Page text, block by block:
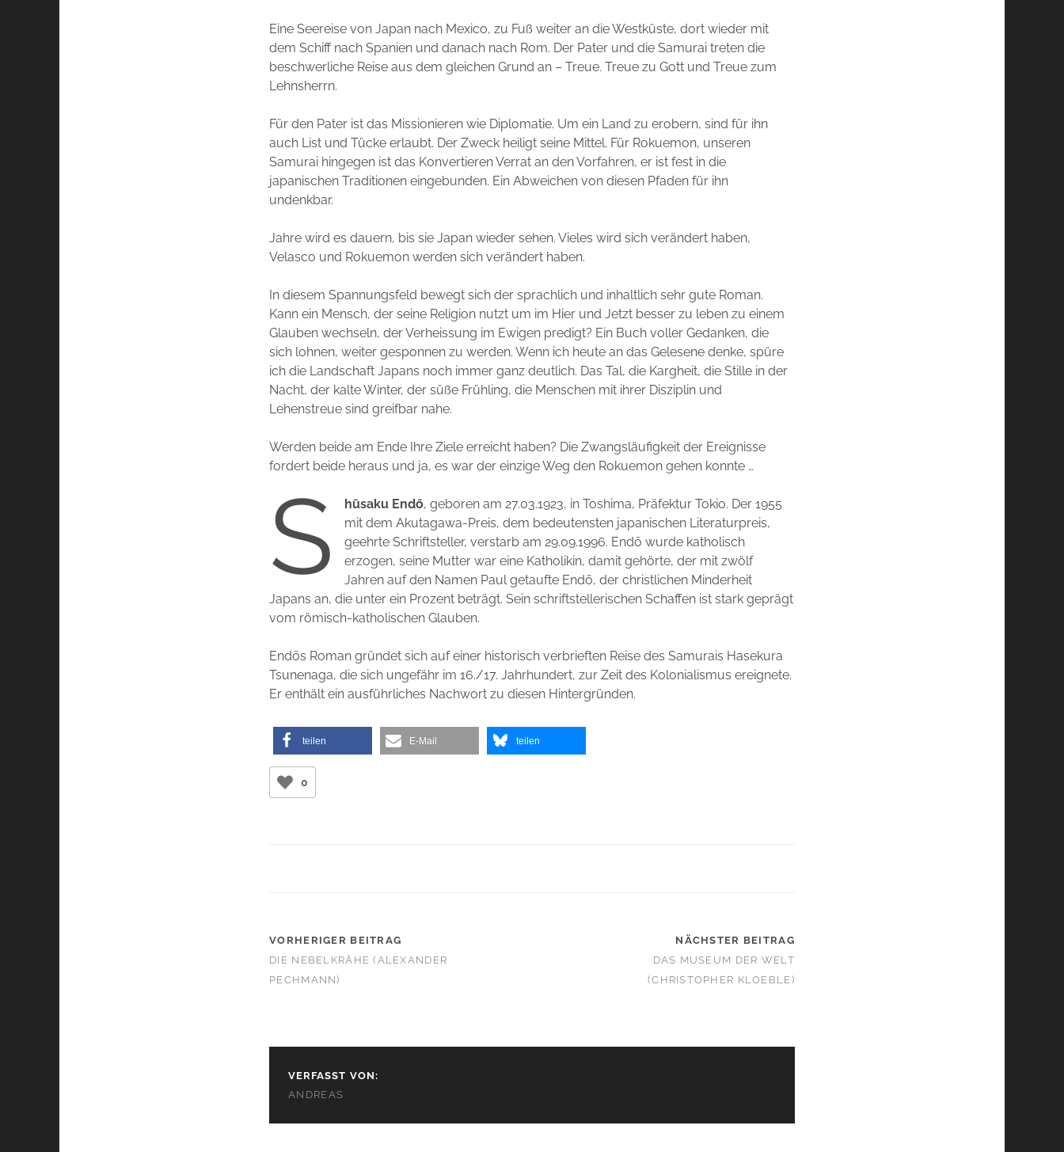
Eine Seereise von Japan nach Mexico, zu Fuß weiter an die Westküste, dort wieder mit
dem Schiff nach Spanien und danach nach Rom. Der Pater und die Samurai treten die
beschwerliche Reise aus dem gleichen Grund an – Treue. Treue zu Gott und Treue zum
Lehnsherrn.
Für den Pater ist das Missionieren wie Diplomatie. Um ein Land zu erobern, sind für ihn
auch List und Tücke erlaubt. Der Zweck heiligt seine Mittel. Für Rokuemon, unseren
Samurai hingegen ist das Konvertieren Verrat an den Vorfahren, er ist fest in die
japanischen Traditionen eingebunden. Ein Abweichen von diesen Pfaden für ihn
undenkbar.
Jahre wird es dauern, bis sie Japan wieder sehen.Vieles wird sich verändert haben,
Velasco und Rokuemon werden sich verändert haben.
In diesem Spannungsfeld bewegt sich der sprachlich und inhaltlich sehr gute Roman.
Kann ein Mensch, der seine Religion nutzt um im Hier und Jetzt besser zu leben zu einem
Glauben wechseln, der Verheissung im Ewigen predigt? Ein Buch voller Gedanken, die
sich lohnen, weiter gesponnen zu werden. Wenn ich heute an das Gelesene denke, spüre
ich die Landschaft Japans noch immer ganz deutlich. Das Tal, die Kargheit, die Stille in der
Nacht, der kalte Winter, der süße Frühling, die Menschen mit ihrer Disziplin und
Lehenstreue sind greifbar nahe.
Werden beide am Ende Ihre Ziele erreicht haben? Die Zwangsläufigkeit der Ereignisse
fordert beide heraus und ja, es war der einzige Weg den Rokuemon gehen konnte …
S hūsaku Endō, geboren am 27.03.1923, in Toshima, Präfektur Tokio. Der 1955
mit dem Akutagawa-Preis, dem bedeutensten japanischen Literaturpreis,
geehrte Schriftsteller, verstarb am 29.09.1996. Endō wurde katholisch
erzogen, seine Mutter war eine Katholikin, damit gehörte, der mit zwölf
Jahren auf den Namen Paul getaufte Endō, der christlichen Minderheit
Japans an, die unter ein Prozent beträgt. Sein schriftstellerischen Schaffen ist stark geprägt
vom römisch-katholischen Glauben.
Endōs Roman gründet sich auf einer historisch verbrieften Reise des Samurais Hasekura
Tsunenaga, die sich ungefähr im 16./17. Jahrhundert, zur Zeit des Kolonialismus ereignete.
Er enthält ein ausführliches Nachwort zu diesen Hintergründen.
teilen E-Mail teilen
0
VORHERIGER BEITRAG
DIE NEBELKRÄHE (ALEXANDER
PECHMANN)
NÄCHSTER BEITRAG
DAS MUSEUM DER WELT
(CHRISTOPHER KLOEBLE)
VERFASST VON:
ANDREAS